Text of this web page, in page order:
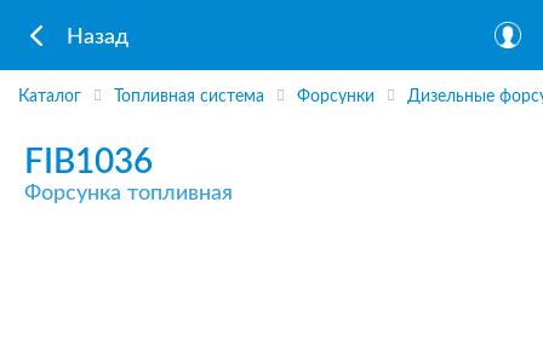
Назад
Каталог Топливная система Форсунки Дизельные
FIB1036
Форсунка топливная